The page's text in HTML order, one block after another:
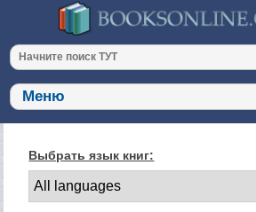
Выбрать язык книг: